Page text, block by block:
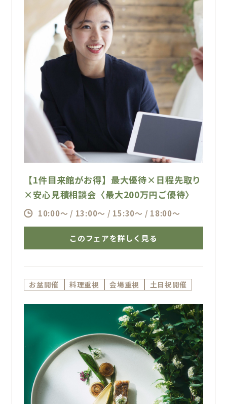
【1件目来館がお得】最大優待×日程先取り
×安心見積相談会〈最大200万円ご優待〉
10:00～ / 13:00～ / 15:30～ / 18:00～
このフェアを詳しく見る
お盆開催 料理重視 会場重視 土日祝開催